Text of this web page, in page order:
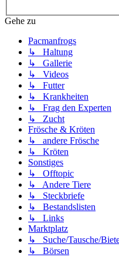
Gehe zu
Pacmanfrogs
↳ Haltung
↳ Gallerie
↳ Videos
↳ Futter
↳ Krankheiten
↳ Frag den Experten
↳ Zucht
Frösche & Kröten
↳ andere Frösche
↳ Kröten
Sonstiges
↳ Offtopic
↳ Andere Tiere
↳ Steckbriefe
↳ Bestandslisten
↳ Links
Marktplatz
↳ Suche/Tausche/
↳ Börsen